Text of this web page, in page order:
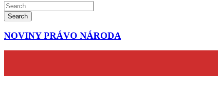
Search
NOVINY PRÁVO NÁRODA